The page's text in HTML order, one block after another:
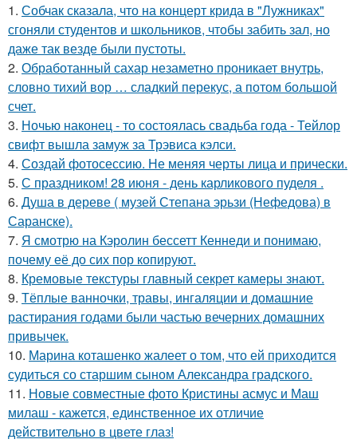
1. Собчак сказала, что на концерт крида в "Лужниках"
сгоняли студентов и школьников, чтобы забить зал, но
даже так везде были пустоты.
2. Обработанный сахар незаметно проникает внутрь,
словно тихий вор … сладкий перекус, а потом большой
счет.
3. Ночью наконец - то состоялась свадьба года - Тейлор
свифт вышла замуж за Трэвиса кэлси.
4. Создай фотосессию. Не меняя черты лица и прически.
5. С праздником! 28 июня - день карликового пуделя .
6. Душа в дереве ( музей Степана эрьзи (Нефедова) в
Саранске).
7. Я смотрю на Кэролин бессетт Кеннеди и понимаю,
почему её до сих пор копируют.
8. Кремовые текстуры главный секрет камеры знают.
9. Тёплые ванночки, травы, ингаляции и домашние
растирания годами были частью вечерних домашних
привычек.
10. Марина коташенко жалеет о том, что ей приходится
судиться со старшим сыном Александра градского.
11. Новые совместные фото Кристины асмус и Маш
милаш - кажется, единственное их отличие
действительно в цвете глаз!